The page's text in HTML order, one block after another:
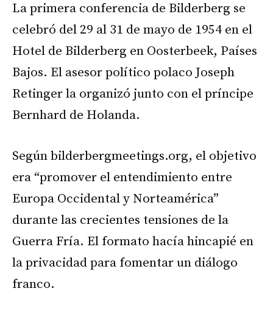
La primera conferencia de Bilderberg se
celebró del 29 al 31 de mayo de 1954 en el
Hotel de Bilderberg en Oosterbeek, Países
Bajos. El asesor político polaco Joseph
Retinger la organizó junto con el príncipe
Bernhard de Holanda.
Según bilderbergmeetings.org, el objetivo
era “promover el entendimiento entre
Europa Occidental y Norteamérica”
durante las crecientes tensiones de la
Guerra Fría. El formato hacía hincapié en
la privacidad para fomentar un diálogo
franco.